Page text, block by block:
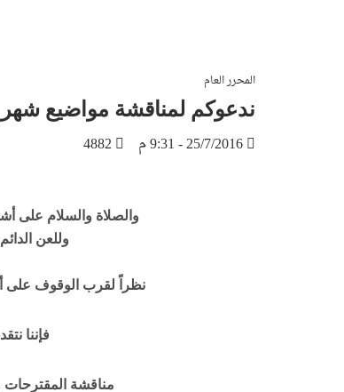
المحرر العام
ندعوكم لمناقشة مواضيع
25/7/2016 - 9:31 م 4882
والصلاة والسلام على
وللعن
نظراً لقرب الوقوف على
فإننا
مناقشة المقترحات